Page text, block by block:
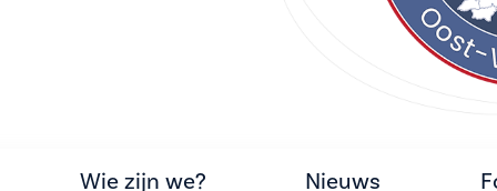
Wie zijn we? Nieuws